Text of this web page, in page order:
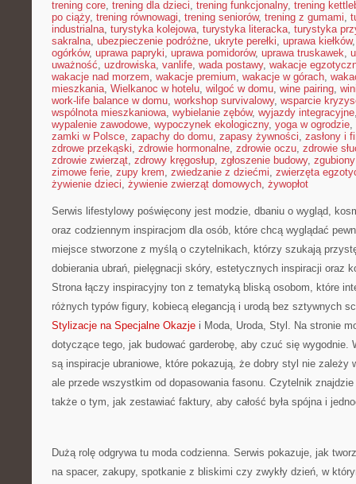
trening core, trening dla dzieci, trening funkcjonalny, trening
po ciąży, trening równowagi, trening seniorów, trening z gumami,
industrialna, turystyka kolejowa, turystyka literacka, turystyka
sakralna, ubezpieczenie podróżne, ukryte perełki, uprawa kiełków
ogórków, uprawa papryki, uprawa pomidorów, uprawa truskawek,
uważność, uzdrowiska, vanlife, wada postawy, wakacje
wakacje nad morzem, wakacje premium, wakacje w górach,
mieszkania, Wielkanoc w hotelu, wilgoć w domu, wine pairing,
work-life balance w domu, workshop survivalowy, wsparcie
wspólnota mieszkaniowa, wybielanie zębów, wyjazdy integracyjne
wypalenie zawodowe, wypoczynek ekologiczny, yoga w ogrodzie,
zamki w Polsce, zapachy do domu, zapasy żywności, zasłony i
zdrowe przekąski, zdrowie hormonalne, zdrowie oczu, zdrowie
zdrowie zwierząt, zdrowy kręgosłup, zgłoszenie budowy,
zimowe ferie, zupy krem, zwiedzanie z dziećmi, zwierzęta
żywienie dzieci, żywienie zwierząt domowych, żywopłot
Serwis lifestylowy poświęcony jest modzie, dbaniu o wygląd,
oraz codziennym inspiracjom dla osób, które chcą wyglądać
miejsce stworzone z myślą o czytelnikach, którzy szukają
dobierania ubrań, pielęgnacji skóry, estetycznych inspiracji oraz
Strona łączy inspiracyjny ton z tematyką bliską osobom, które
różnych typów figury, kobiecą elegancją i urodą bez sztywnych
Stylizacje na Specjalne Okazje i Moda, Uroda, Styl. Na stronie
dotyczące tego, jak budować garderobę, aby czuć się wygodnie.
są inspiracje ubraniowe, które pokazują, że dobry styl nie zależy
ale przede wszystkim od dopasowania fasonu. Czytelnik
także o tym, jak zestawiać faktury, aby całość była spójna i
Dużą rolę odgrywa tu moda codzienna. Serwis pokazuje, jak
na spacer, zakupy, spotkanie z bliskimi czy zwykły dzień, w